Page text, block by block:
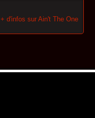
+ d'infos sur Ain't The One